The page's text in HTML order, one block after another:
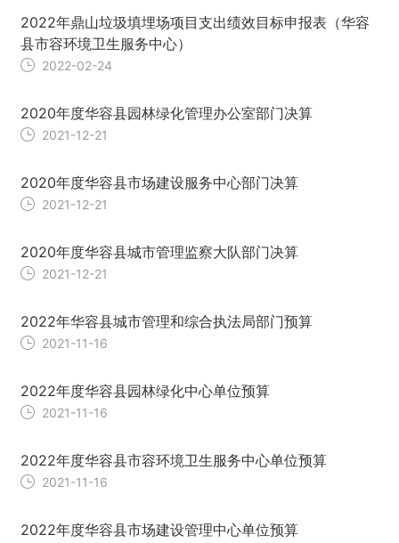
2022年鼎山垃圾填埋场项目支出绩效目标申报表（华容
县市容环境卫生服务中心）
2022-02-24
2020年度华容县园林绿化管理办公室部门决算
2021-12-21
2020年度华容县市场建设服务中心部门决算
2021-12-21
2020年度华容县城市管理监察大队部门决算
2021-12-21
2022年华容县城市管理和综合执法局部门预算
2021-11-16
2022年度华容县园林绿化中心单位预算
2021-11-16
2022年度华容县市容环境卫生服务中心单位预算
2021-11-16
2022年度华容县市场建设管理中心单位预算